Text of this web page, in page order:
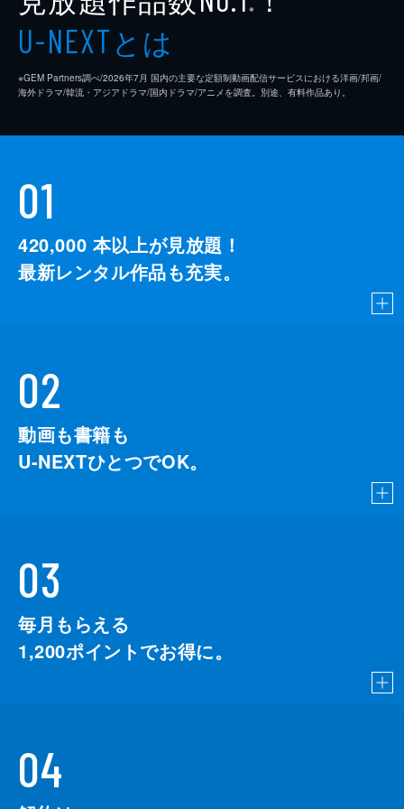
※
U-NEXTとは
※GEM Partners調べ/2026年7⽉ 国内の主要な定額制動画配信サービスにおける洋画/邦画/
海外ドラマ/韓流・アジアドラマ/国内ドラマ/アニメを調査。別途、有料作品あり。
01
420,000 本以上が見放題！
最新レンタル作品も充実。
02
動画も書籍も
U-NEXTひとつでOK。
03
毎月もらえる
1,200ポイントでお得に。
04